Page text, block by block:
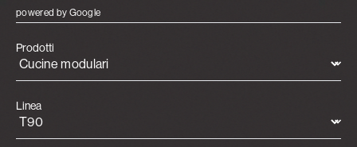
powered by Google
Prodotti
Linea